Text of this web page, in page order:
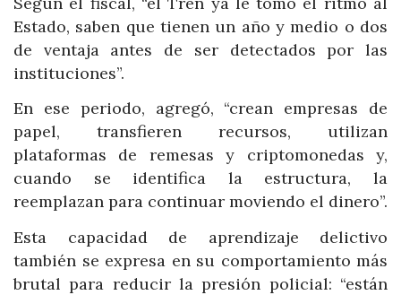
Estado, saben que tienen un año y medio o dos
de ventaja antes de ser detectados por las
instituciones”.
En ese periodo, agregó, “crean empresas de
papel, transfieren recursos, utilizan
plataformas de remesas y criptomonedas y,
cuando se identifica la estructura, la
reemplazan para continuar moviendo el dinero”.
Esta capacidad de aprendizaje delictivo
también se expresa en su comportamiento más
brutal para reducir la presión policial: “están